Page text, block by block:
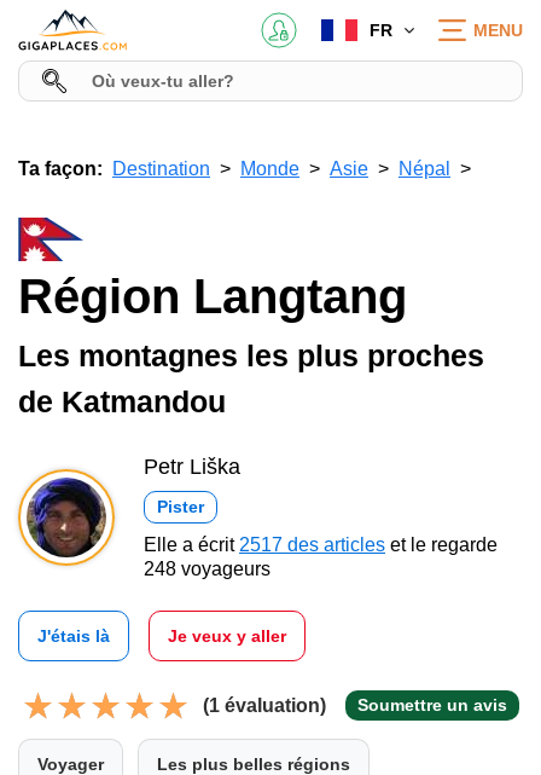
FR MENU
Ta façon: Destination Monde Asie Népal
Région Langtang
Les montagnes les plus proches
de Katmandou
Petr Liška
Pister
Elle a écrit 2517 des articles et le regarde
248 voyageurs
J'étais là Je veux y aller
(1 évaluation) Soumettre un avis
Voyager Les plus belles régions